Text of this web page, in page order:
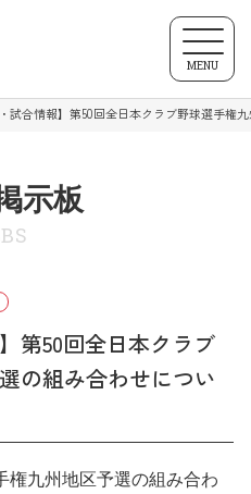
MENU
・試合情報】第50回全日本クラブ野球選手権
示板
第50回全日本クラブ
の組み合わせについ
権九州地区予選の組み合わ